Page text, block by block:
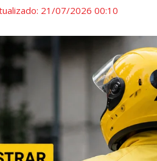
21/07/2026 00:10